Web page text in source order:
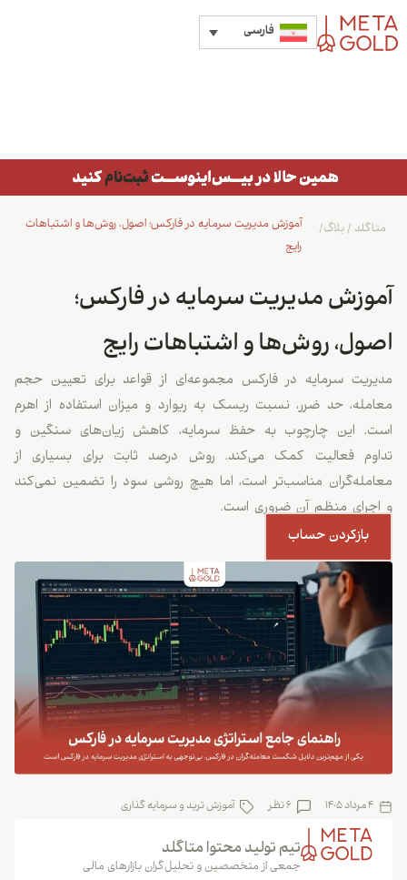
فارسی
آموزش مدیریت سرمایه در فارکس؛ اصول، روش‌ها و اشتباهات
رایج
متاگلد /بلاگ/
آموزش مدیریت سرمایه در فارکس؛
اصول، روش‌ها و اشتباهات رایج
مدیریت سرمایه در فارکس مجموعه‌ای از قواعد برای تعیین حجم
معامله، حد ضرر، نسبت ریسک به ریوارد و میزان استفاده از اهرم
است. این چارچوب به حفظ سرمایه، کاهش زیان‌های سنگین و
تداوم فعالیت کمک می‌کند. روش درصد ثابت برای بسیاری از
معامله‌گران مناسب‌تر است، اما هیچ روشی سود را تضمین نمی‌کند
و اجرای منظم آن ضروری است.
بازکردن حساب
4 مرداد 1405 6 نظر آموزش ترید و سرمایه گذاری
تیم تولید محتوا متاگلد
جمعی از متخصصین و تحلیل‌گران بازارهای مالی